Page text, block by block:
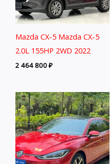
Mazda CX-5 Mazda CX-5
2.0L 155HP 2WD 2022
2 464 800₽